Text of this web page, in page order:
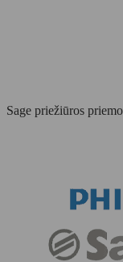
Sage priežiūros